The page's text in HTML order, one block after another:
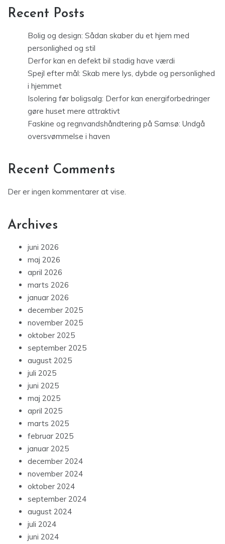
Recent Posts
Bolig og design: Sådan skaber du et hjem med
personlighed og stil
Derfor kan en defekt bil stadig have værdi
Spejl efter mål: Skab mere lys, dybde og personlighed
i hjemmet
Isolering før boligsalg: Derfor kan energiforbedringer
gøre huset mere attraktivt
Faskine og regnvandshåndtering på Samsø: Undgå
oversvømmelse i haven
Recent Comments
Der er ingen kommentarer at vise.
Archives
juni 2026
maj 2026
april 2026
marts 2026
januar 2026
december 2025
november 2025
oktober 2025
september 2025
august 2025
juli 2025
juni 2025
maj 2025
april 2025
marts 2025
februar 2025
januar 2025
december 2024
november 2024
oktober 2024
september 2024
august 2024
juli 2024
juni 2024